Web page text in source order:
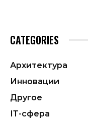
CATEGORIES
Архитектура
Инновации
Другое
ІТ-сфера